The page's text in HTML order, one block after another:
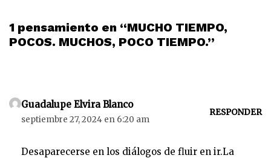
1 pensamiento en “MUCHO TIEMPO,
POCOS. MUCHOS, POCO TIEMPO.”
Guadalupe Elvira Blanco
septiembre 27, 2024 en 6:20 am
RESPONDER
Desaparecerse en los diálogos de fluir en ir.La